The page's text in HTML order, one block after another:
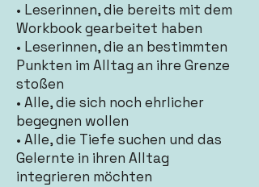
• Leserinnen, die bereits mit dem
Workbook gearbeitet haben
• Leserinnen, die an bestimmten
Punkten im Alltag an ihre Grenze
stoßen
• Alle, die sich noch ehrlicher
begegnen wollen
• Alle, die Tiefe suchen und das
Gelernte in ihren Alltag
integrieren möchten